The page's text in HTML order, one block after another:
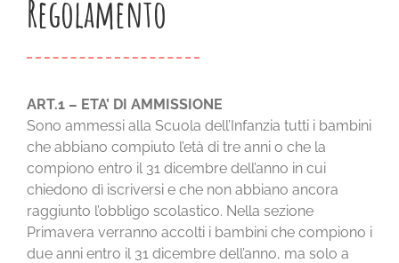
CHI SIAMO
LA SCUOLA E I SUOI AMBIENTI
LE NOSTRE ESPERIENZE
INFORMAZIONI E ISCRIZIONI
MODULISTICA
Regolamento
ART.1 – ETA’ DI AMMISSIONE
Sono ammessi alla Scuola dell’Infanzia tutti i bambini
che abbiano compiuto l’età di tre anni o che la
compiono entro il 31 dicembre dell’anno in cui
chiedono dì iscriversi e che non abbiano ancora
raggiunto l’obbligo scolastico. Nella sezione
Primavera verranno accolti i bambini che compiono i
due anni entro il 31 dicembre dell’anno, ma solo a